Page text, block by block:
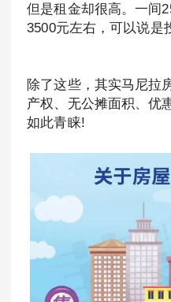
但是租金却很高。一间
3500元左右，可以说是
除了这些，其实马尼拉
产权、无公摊面积、优
如此青睐!